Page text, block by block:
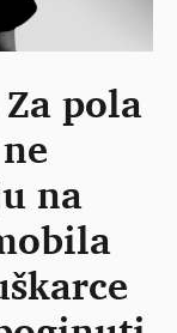
pola
na